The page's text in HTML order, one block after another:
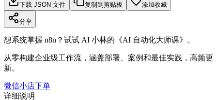
下载 JSON 文件 复制到剪贴板 添加收藏
分享
想系统掌握 n8n？试试 AI 小林的《AI 自动化大师课》。
从零构建企业级工作流，涵盖部署、案例和最佳实践，高频更
新。
微信小店下单
详细说明